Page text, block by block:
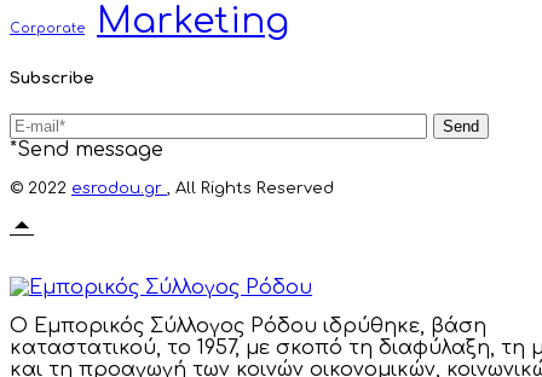
Corporate Marketing
Subscribe
Send
*Send message
© 2022 esrodou.gr , All Rights Reserved
Ο Εμπορικός Σύλλογος Ρόδου ιδρύθηκε, βάση
καταστατικού, το 1957, με σκοπό τη διαφύλαξη, τη
και τη προαγωγή των κοινών οικονομικών,